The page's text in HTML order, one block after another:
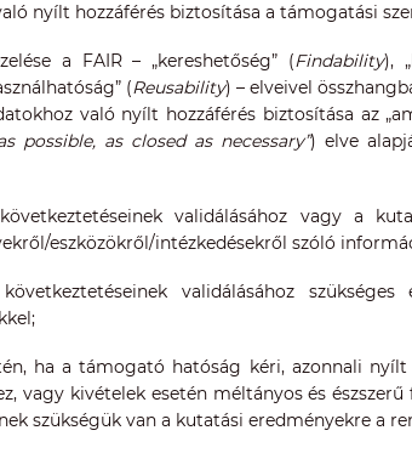
nyílt hozzáférés biztosítása a támogatási
a FAIR – „kereshetőség” (Findability),
(Reusability) – elveivel
való nyílt hozzáférés biztosítása az
possible, as closed as necessary”) elve
validálásához vagy a
eszközökről/intézkedésekről szóló
validálásához
ha a támogató hatóság kéri, azonnali
vagy kivételek esetén méltányos és
szükségük van a kutatási eredményekre a